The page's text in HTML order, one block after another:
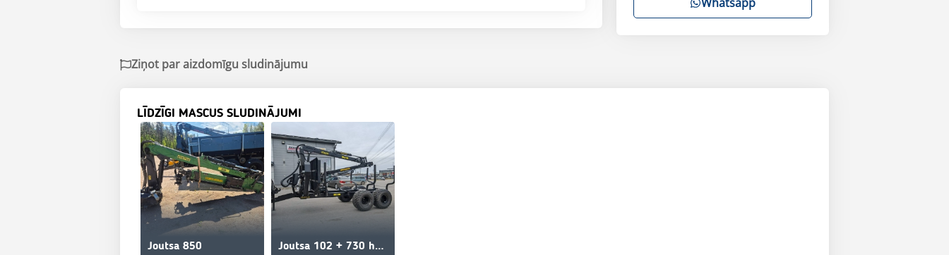
Ziņot par aizdomīgu sludinājumu
LĪDZĪGI MASCUS SLUDINĀJUMI
Joutsa 850 Joutsa 102 + 730 hydr.esiohjauksella